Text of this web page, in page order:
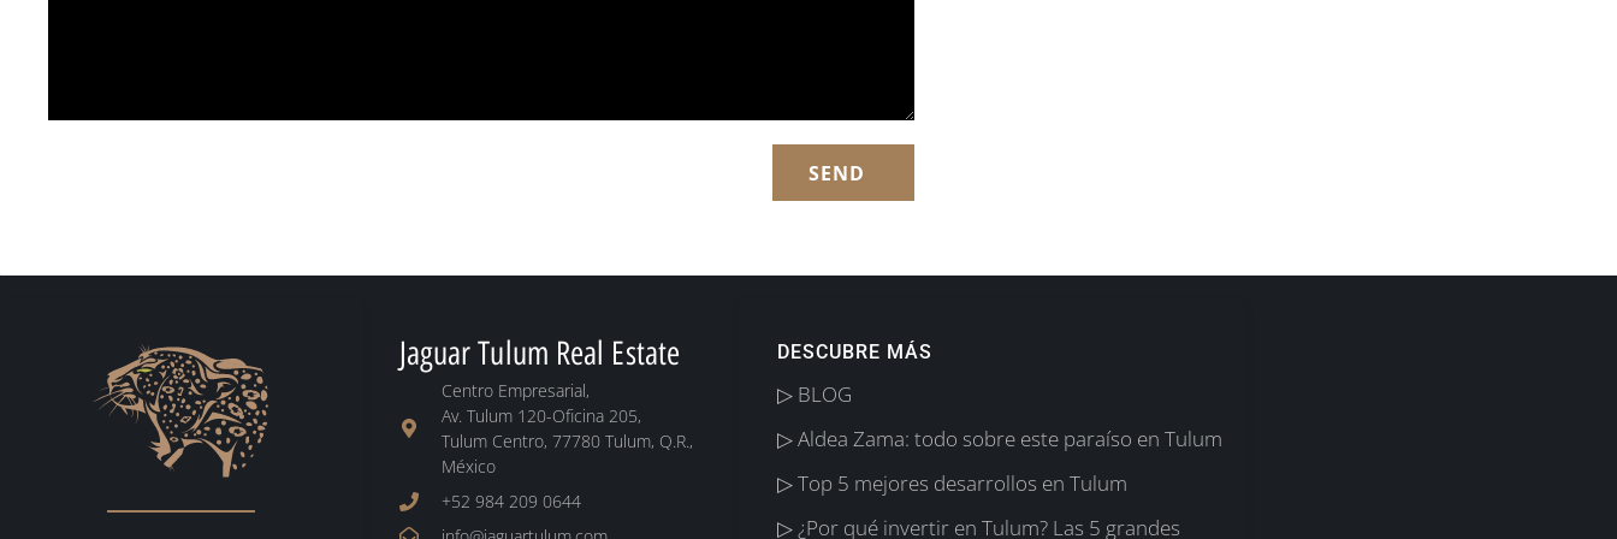
SEND
Jaguar Tulum Real Estate
Centro Empresarial,
Av. Tulum 120-Oficina 205,
Tulum Centro, 77780 Tulum, Q.R.,
México
+52 984 209 0644
DESCUBRE MÁS
▷ BLOG
▷ Aldea Zama: todo sobre este paraíso en Tulum
▷ Top 5 mejores desarrollos en Tulum
▷ ¿Por qué invertir en Tulum? Las 5 grandes